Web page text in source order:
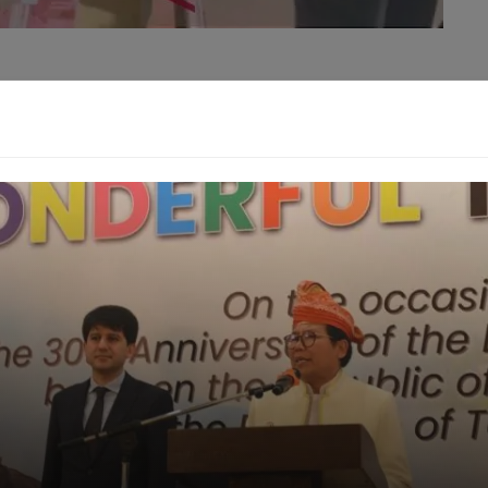
Rp100 ribu yang diduga palsu dengan total
yang digunakan untuk memproduksi uang haram
berbagai jenis tinta, alat potong kertas presisi,
esensial dalam proses pencetakan uang palsu.
Minat Investasi Meledak Jutaan SID Baru